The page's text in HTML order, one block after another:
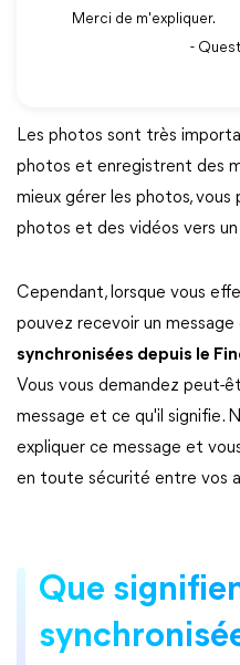
Merci de m'expliquer.
-
Les photos sont très
photos et enregistrent des
mieux gérer les photos,
photos et des vidéos vers
Cependant, lorsque vous
pouvez recevoir un message
synchronisées depuis le
Vous vous demandez peut-
message et ce qu'il signifie.
expliquer ce message et
en toute sécurité entre vos
Que